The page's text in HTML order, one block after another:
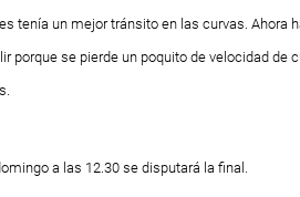
tenía un mejor tránsito en las curvas. Ahora
porque se pierde un poquito de velocidad de
a las 12.30 se disputará la final.